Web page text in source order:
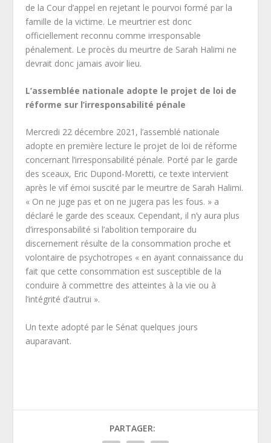
de la Cour d’appel en rejetant le pourvoi formé par la
famille de la victime. Le meurtrier est donc
officiellement reconnu comme irresponsable
pénalement. Le procès du meurtre de Sarah Halimi ne
devrait donc jamais avoir lieu.
L’assemblée nationale adopte le projet de loi de
réforme sur l’irresponsabilité pénale
Mercredi 22 décembre 2021, l’assemblé nationale
adopte en première lecture le projet de loi de réforme
concernant l’irresponsabilité pénale. Porté par le garde
des sceaux, Eric Dupond-Moretti, ce texte intervient
après le vif émoi suscité par le meurtre de Sarah Halimi.
« On ne juge pas et on ne jugera pas les fous. » a
déclaré le garde des sceaux. Cependant, il n’y aura plus
d’irresponsabilité si l’abolition temporaire du
discernement résulte de la consommation proche et
volontaire de psychotropes « en ayant connaissance du
fait que cette consommation est susceptible de la
conduire à commettre des atteintes à la vie ou à
l’intégrité d’autrui ».
Un texte adopté par le Sénat quelques jours
auparavant.
PARTAGER: